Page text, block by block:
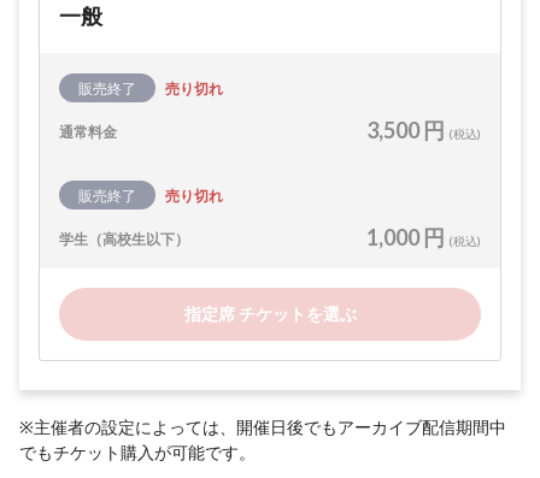
一般
販売終了 売り切れ
通常料金 3,500 円 (税込)
販売終了 売り切れ
学生（高校生以下） 1,000 円 (税込)
指定席 チケットを選ぶ
※主催者の設定によっては、開催日後でもアーカイブ配信期間中
でもチケット購入が可能です。